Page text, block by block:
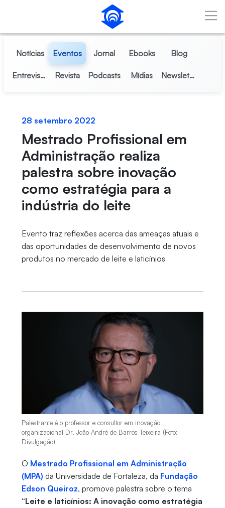
Pular para o Conteúdo principal
Notícias Eventos Jornal Ebooks Blog
Entrevistas Revista Podcasts Mídias Newsletter
28 setembro 2022
Mestrado Profissional em
Administração realiza
palestra sobre inovação
como estratégia para a
indústria do leite
Evento traz reflexões acerca das ameaças atuais e
das oportunidades de desenvolvimento de novos
produtos no mercado de leite e laticínios
Palestrante é o professor e consultor em inovação
organizacional Dr. João André de Barros Teixeira (Foto:
Divulgação)
O Mestrado Profissional em Administração
(MPA) da Universidade de Fortaleza, da Fundação
Edson Queiroz, promove palestra sobre o tema
“Leite e laticínios: A inovação como estratégia